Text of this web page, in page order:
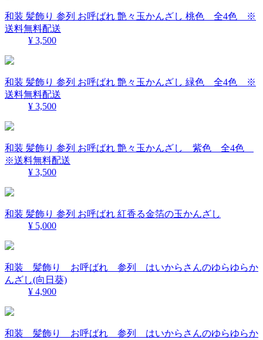
和装 髪飾り 参列 お呼ばれ 艶々玉かんざし 桃色 全4色 ※
送料無料配送
¥ 3,500
和装 髪飾り 参列 お呼ばれ 艶々玉かんざし 緑色 全4色 ※
送料無料配送
¥ 3,500
和装 髪飾り 参列 お呼ばれ 艶々玉かんざし 紫色 全4色
※送料無料配送
¥ 3,500
和装 髪飾り 参列 お呼ばれ 紅香る金箔の玉かんざし
¥ 5,000
和装 髪飾り お呼ばれ 参列 はいからさんのゆらゆらか
んざし(向日葵)
¥ 4,900
和装 髪飾り お呼ばれ 参列 はいからさんのゆらゆらか